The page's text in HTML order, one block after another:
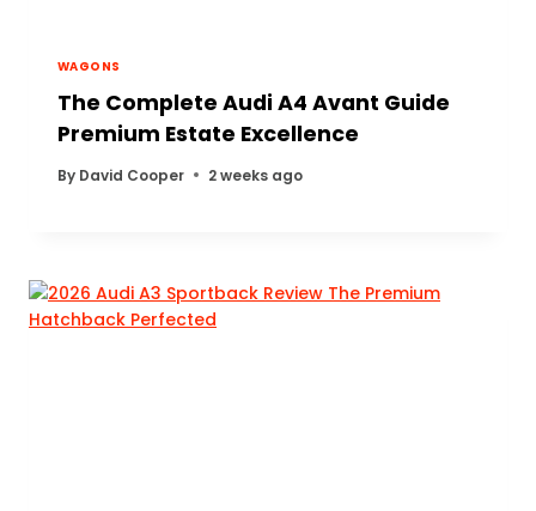
WAGONS
The Complete Audi A4 Avant Guide
Premium Estate Excellence
By David Cooper 2 weeks ago